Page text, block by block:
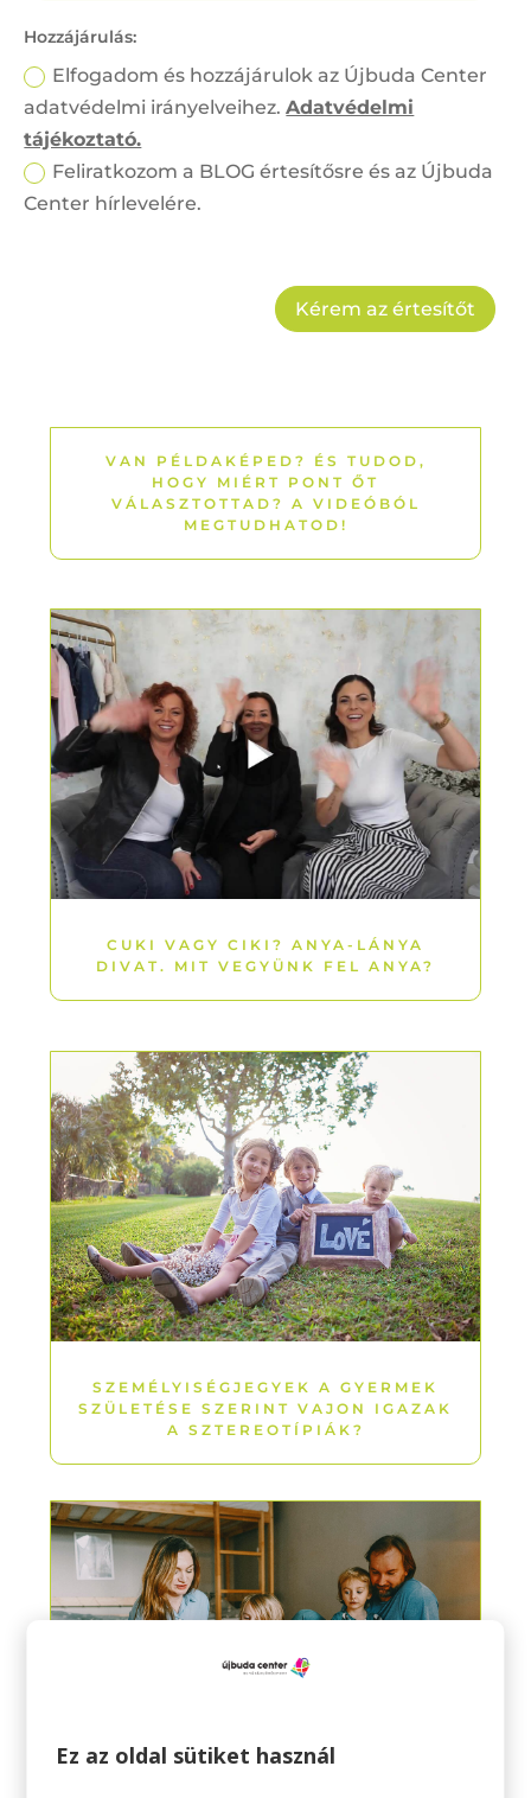
Hozzájárulás:
Elfogadom és hozzájárulok az Újbuda Center
adatvédelmi irányelveihez.Adatvédelmi
tájékoztató.
Feliratkozom a BLOG értesítősre és az Újbuda
Center hírlevelére.
Kérem az értesítőt
VAN PÉLDAKÉPED? ÉS TUDOD,
HOGY MIÉRT PONT ŐT
VÁLASZTOTTAD? A VIDEÓBÓL
MEGTUDHATOD!
CUKI VAGY CIKI? ANYA-LÁNYA
DIVAT. MIT VEGYÜNK FEL ANYA?
SZEMÉLYISÉGJEGYEK A GYERMEK
SZÜLETÉSE SZERINT VAJON IGAZAK
A SZTEREOTÍPIÁK?
Ez az oldal sütiket használ